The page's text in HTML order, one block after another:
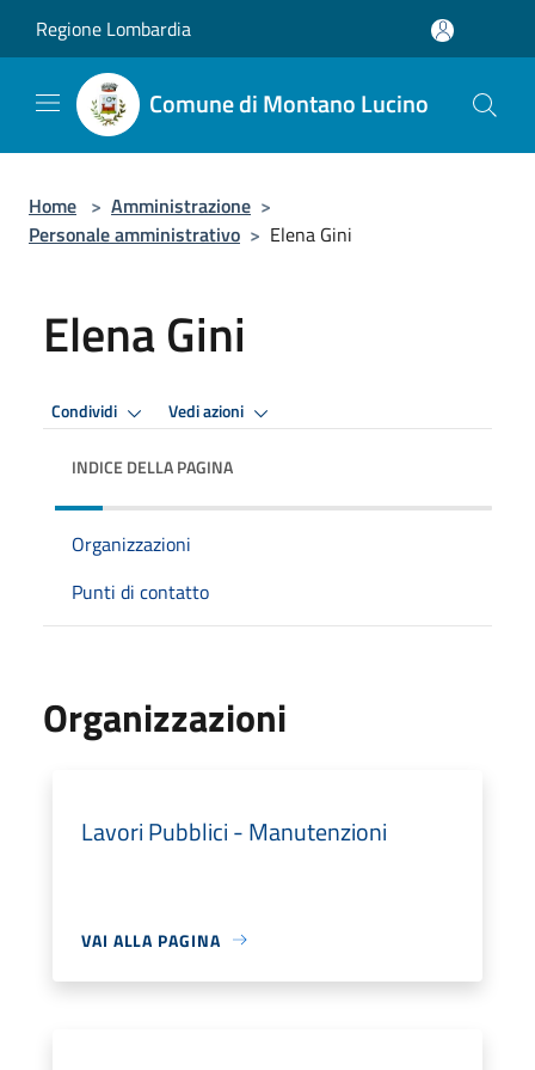
Regione Lombardia
Comune di Montano Lucino
Home > Amministrazione >
Personale amministrativo > Elena Gini
Elena Gini
Condividi Vedi azioni
INDICE DELLA PAGINA
Organizzazioni
Punti di contatto
Organizzazioni
Lavori Pubblici - Manutenzioni
VAI ALLA PAGINA